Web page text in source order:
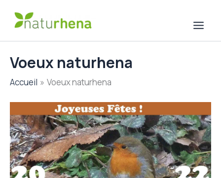
Voeux naturhena
Accueil Voeux naturhena